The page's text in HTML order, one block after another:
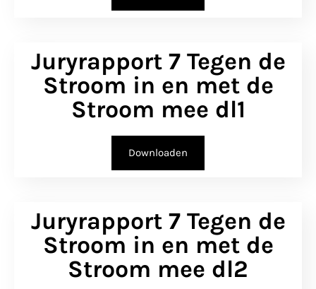
Juryrapport 7 Tegen de
Stroom in en met de
Stroom mee dl1
Downloaden
Juryrapport 7 Tegen de
Stroom in en met de
Stroom mee dl2